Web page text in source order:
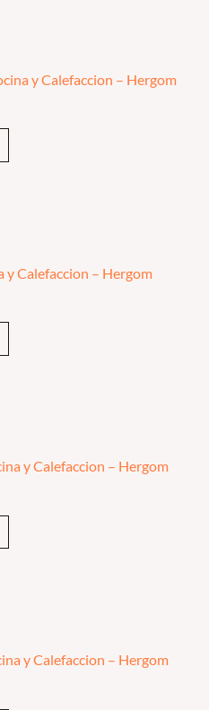
y Calefaccion – Hergom
y Calefaccion – Hergom
y Calefaccion – Hergom
y Calefaccion – Hergom